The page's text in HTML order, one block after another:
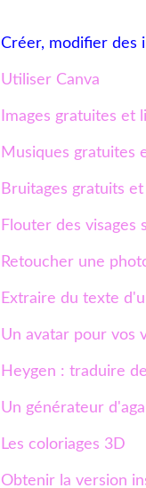
Créer, modifier des
Utiliser Canva
Images gratuites et
Musiques gratuites
Bruitages gratuits
Flouter des visages
Retoucher une
Extraire du texte
Un avatar pour vos
Heygen : traduire
Un générateur
Les coloriages 3D
Obtenir la version